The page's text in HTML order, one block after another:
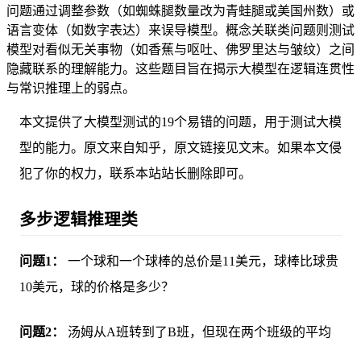
问题通过调整参数（如蜘蛛腿数量改为青蛙腿或美国州数）或
语言变体（如数字表达）来误导模型。概念关联类问题则测试
模型对看似无关事物（如香蕉与呕吐、佛罗里达与皱纹）之间
隐藏联系的理解能力。这些题目旨在揭示大模型在逻辑连贯性
与常识推理上的弱点。
本文提供了大模型测试的19个易错的问题，用于测试大模
型的能力。原文来自知乎，原文链接见文末。如果本文侵
犯了你的权力，联系本站站长删除即可。
多步逻辑推理类
问题1：
一个球和一个球棒的总价是11美元，球棒比球贵
10美元，球的价格是多少？
问题2：
汤姆从A班转到了B班，但现在两个班级的平均